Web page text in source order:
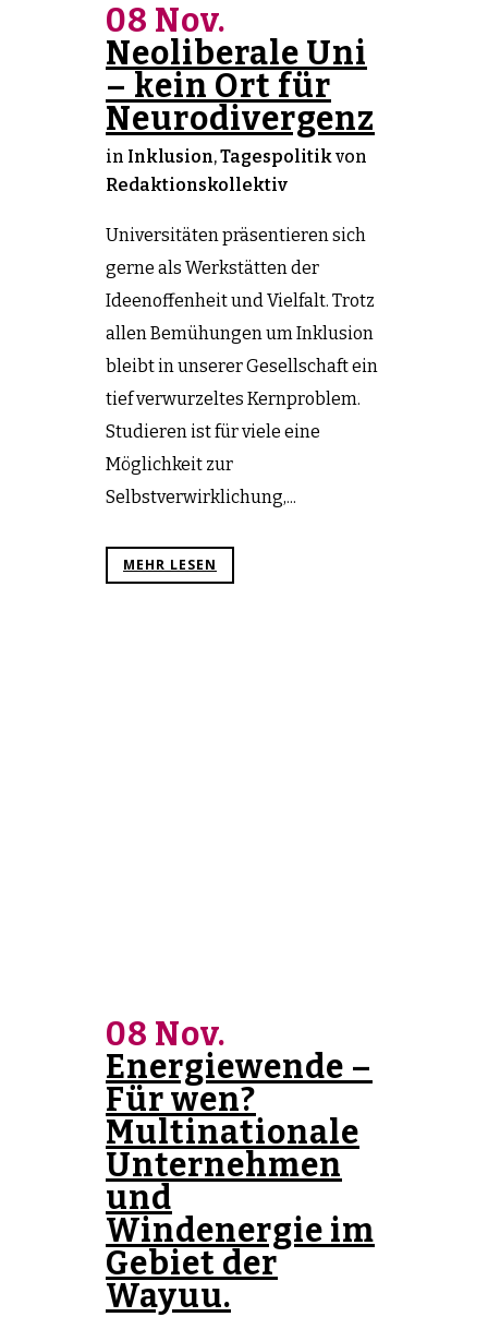
08 Nov.
Neoliberale Uni
– kein Ort für
Neurodivergenz
in Inklusion,Tagespolitik von
Redaktionskollektiv
Universitäten präsentieren sich
gerne als Werkstätten der
Ideenoffenheit und Vielfalt. Trotz
allen Bemühungen um Inklusion
bleibt in unserer Gesellschaft ein
tief verwurzeltes Kernproblem.
Studieren ist für viele eine
Möglichkeit zur
Selbstverwirklichung,...
MEHR LESEN
08 Nov.
Energiewende –
Für wen?
Multinationale
Unternehmen
und
Windenergie im
Gebiet der
Wayuu.